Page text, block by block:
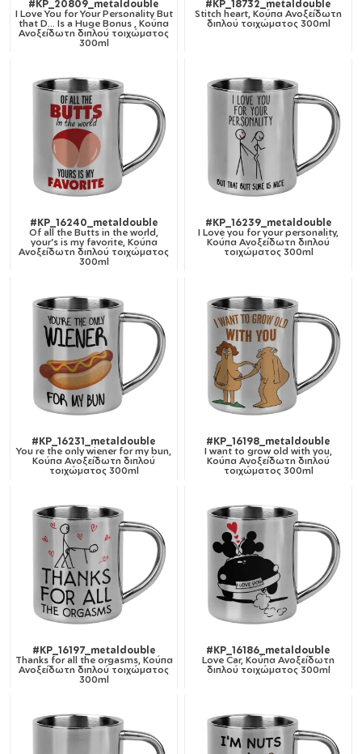
#KP_20809_metaldouble
I Love You for Your Personality But
that D... Is a Huge Bonus , Κούπα
Ανοξείδωτη διπλού τοιχώματος
300ml
#KP_18732_metaldouble
Stitch heart, Κούπα Ανοξείδωτη
διπλού τοιχώματος 300ml
#KP_16240_metaldouble
Of all the Butts in the world,
your's is my favorite, Κούπα
Ανοξείδωτη διπλού τοιχώματος
300ml
#KP_16239_metaldouble
I Love you for your personality,
Κούπα Ανοξείδωτη διπλού
τοιχώματος 300ml
#KP_16231_metaldouble
You re the only wiener for my bun,
Κούπα Ανοξείδωτη διπλού
τοιχώματος 300ml
#KP_16198_metaldouble
I want to grow old with you,
Κούπα Ανοξείδωτη διπλού
τοιχώματος 300ml
#KP_16197_metaldouble
Thanks for all the orgasms, Κούπα
Ανοξείδωτη διπλού τοιχώματος
300ml
#KP_16186_metaldouble
Love Car, Κούπα Ανοξείδωτη
διπλού τοιχώματος 300ml